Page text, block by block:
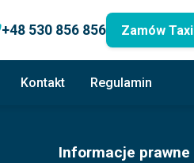
+48 530 856 856 Zamów Taxi
Kontakt Regulamin
Informacje prawne